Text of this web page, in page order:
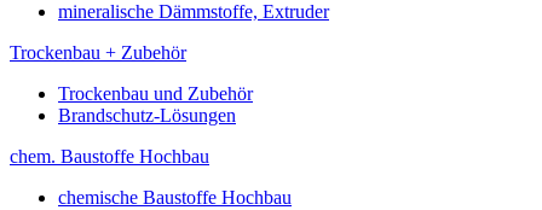
mineralische Dämmstoffe, Extruder
Trockenbau + Zubehör
Trockenbau und Zubehör
Brandschutz-Lösungen
chem. Baustoffe Hochbau
chemische Baustoffe Hochbau